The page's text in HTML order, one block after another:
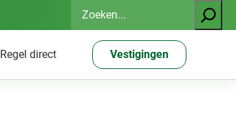
Zoeken
Regel direct Vestigingen